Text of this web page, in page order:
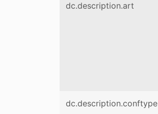
dc.description.art
dc.description.conftype